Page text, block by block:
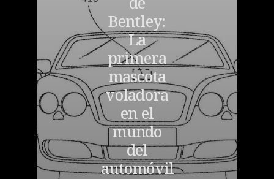
Bentley:
La
primera
mascota
voladora
en el
mundo
del
automóvil